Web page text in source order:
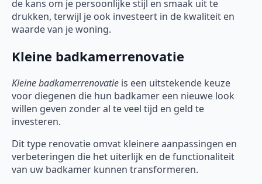
de kans om je persoonlijke stijl en smaak uit te
drukken, terwijl je ook investeert in de kwaliteit en
waarde van je woning.
Kleine badkamerrenovatie
Kleine badkamerrenovatie is een uitstekende keuze
voor diegenen die hun badkamer een nieuwe look
willen geven zonder al te veel tijd en geld te
investeren.
Dit type renovatie omvat kleinere aanpassingen en
verbeteringen die het uiterlijk en de functionaliteit
van uw badkamer kunnen transformeren.